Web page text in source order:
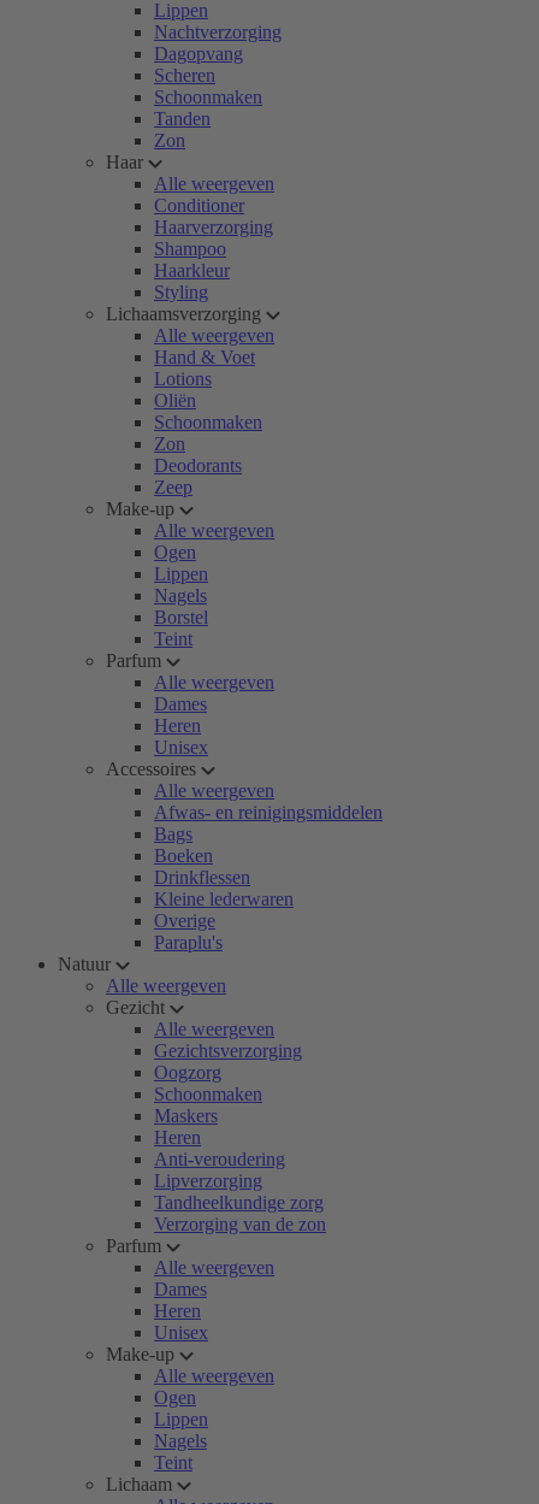
Lippen
Nachtverzorging
Dagopvang
Scheren
Schoonmaken
Tanden
Zon
Haar
Alle weergeven
Conditioner
Haarverzorging
Shampoo
Haarkleur
Styling
Lichaamsverzorging
Alle weergeven
Hand & Voet
Lotions
Oliën
Schoonmaken
Zon
Deodorants
Zeep
Make-up
Alle weergeven
Ogen
Lippen
Nagels
Borstel
Teint
Parfum
Alle weergeven
Dames
Heren
Unisex
Accessoires
Alle weergeven
Afwas- en reinigingsmiddelen
Bags
Boeken
Drinkflessen
Kleine lederwaren
Overige
Paraplu's
Natuur
Alle weergeven
Gezicht
Alle weergeven
Gezichtsverzorging
Oogzorg
Schoonmaken
Maskers
Heren
Anti-veroudering
Lipverzorging
Tandheelkundige zorg
Verzorging van de zon
Parfum
Alle weergeven
Dames
Heren
Unisex
Make-up
Alle weergeven
Ogen
Lippen
Nagels
Teint
Lichaam